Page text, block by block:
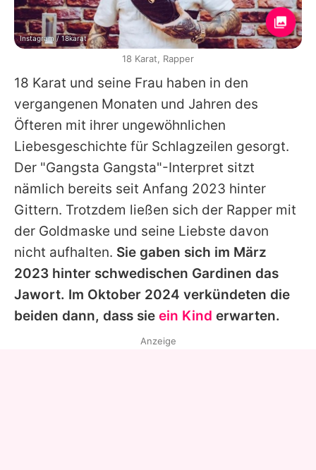
18 Karat und seine Frau haben in den
vergangenen Monaten und Jahren des
Öfteren mit ihrer ungewöhnlichen
Liebesgeschichte für Schlagzeilen gesorgt.
Der "Gangsta Gangsta"-Interpret sitzt
nämlich bereits seit Anfang 2023 hinter
Gittern. Trotzdem ließen sich der Rapper mit
der Goldmaske und seine Liebste davon
nicht aufhalten. Sie gaben sich im März
2023 hinter schwedischen Gardinen das
Jawort. Im Oktober 2024 verkündeten die
beiden dann, dass sie ein Kind erwarten.
Instagram / 18karat
18 Karat, Rapper
Anzeige